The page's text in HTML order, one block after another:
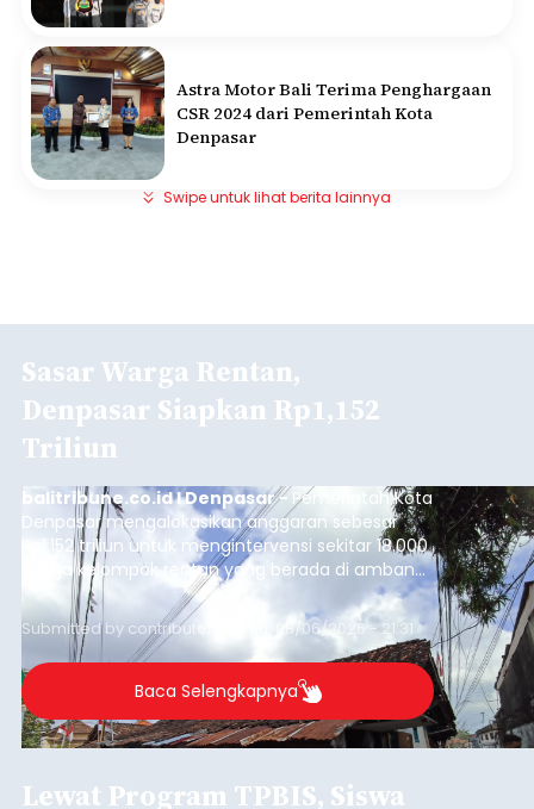
Astra Motor Bali Terima Penghargaan
CSR 2024 dari Pemerintah Kota
Denpasar
Swipe untuk lihat berita lainnya
Sasar Warga Rentan,
Denpasar Siapkan Rp1,152
Triliun
balitribune.co.id I Denpasar - Pemerintah Kota
Denpasar mengalokasikan anggaran sebesar
Rp1,152 triliun untuk mengintervensi sekitar 18.000
warga kelompok rentan yang berada di ambang
garis kemiskinan. Langkah strategis ini diambil
guna menjaga masyarakat yang berada pada
kelompok desil 5 dan 6 tersebut agar tidak
merosot ke kategori miskin.
Submitted by contributor Thu, 08/06/2026 - 21:31
Baca Selengkapnya
Lewat Program TPBIS, Siswa